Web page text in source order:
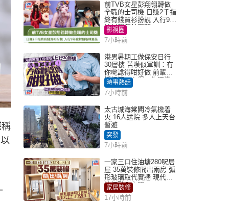
前TVB女星彭翔翎轉做
全職的士司機 日賺2千指
終有錢買衫扮靚 入行9年
被封翻版林夏薇
影視圈
7小時前
港男暑期工做保安日行
30層樓 苦嘆似軍訓：冇
你哋諗得咁好做 前輩傳
授搵筍工心得：你唔識
揀盤啫｜Juicy叮
時事熱話
7小時前
太古城海棠閣冷氣機着
火 16人送院 多人上天台
暫避
突發
7小時前
一家三口住油塘280呎居
屋 35萬裝修間出兩房 弧
形玻璃取代實牆 現代神
枱櫃融入玄關
家居裝修
17小時前